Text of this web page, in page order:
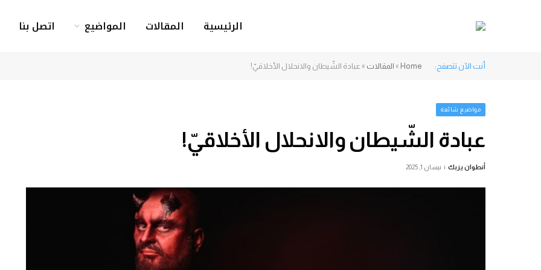
الرئيسية المقالات المواضيع اتصل بنا
أنت الآن تتصفح: Home
» المقالات » عبادة الشّيطان والانحلال الأخلاقيّ!
مواضيع شائعة
عبادة الشّيطان والانحلال الأخلاقيّ!
أنطوان يزبك نيسان 1, 2025